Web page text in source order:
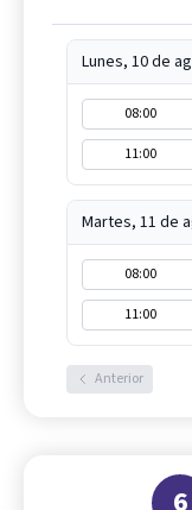
Lunes, 10 de
08:00
11:00
Martes, 11 de
08:00
11:00
Anterior